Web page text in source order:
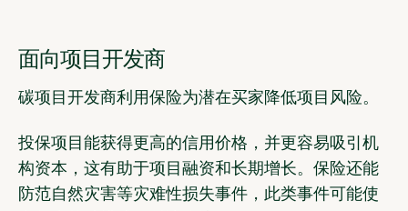
面向项目开发商
碳项目开发商利用保险为潜在买家降低项目风险。
投保项目能获得更高的信用价格，并更容易吸引机
构资本，这有助于项目融资和长期增长。保险还能
防范自然灾害等灾难性损失事件，此类事件可能使